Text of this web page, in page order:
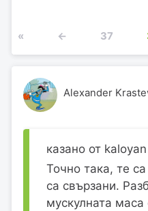
« ← 37
Alexander
казано от
Точно така, те
са свързани.
мускулната